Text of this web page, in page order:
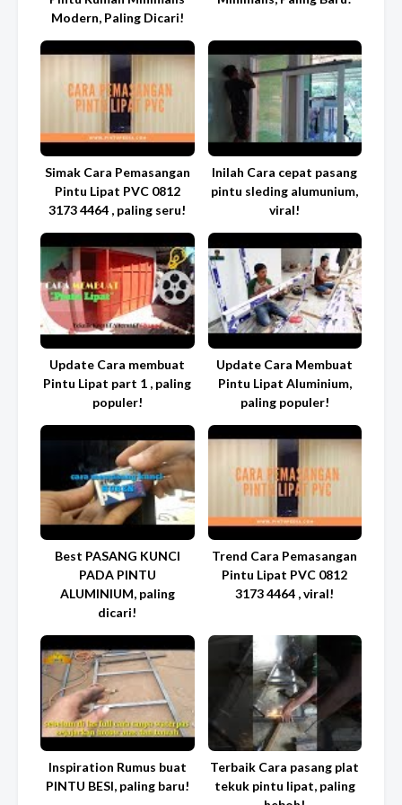
Modern, Paling Dicari!
Simak Cara Pemasangan
Pintu Lipat PVC 0812
3173 4464 , paling seru!
Inilah Cara cepat pasang
pintu sleding alumunium,
viral!
Update Cara membuat
Pintu Lipat part 1 , paling
populer!
Update Cara Membuat
Pintu Lipat Aluminium,
paling populer!
Best PASANG KUNCI
PADA PINTU
ALUMINIUM, paling
dicari!
Trend Cara Pemasangan
Pintu Lipat PVC 0812
3173 4464 , viral!
Inspiration Rumus buat
PINTU BESI, paling baru!
Terbaik Cara pasang plat
tekuk pintu lipat, paling